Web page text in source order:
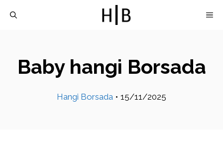
Baby hangi Borsada
Hangi Borsada • 15/11/2025